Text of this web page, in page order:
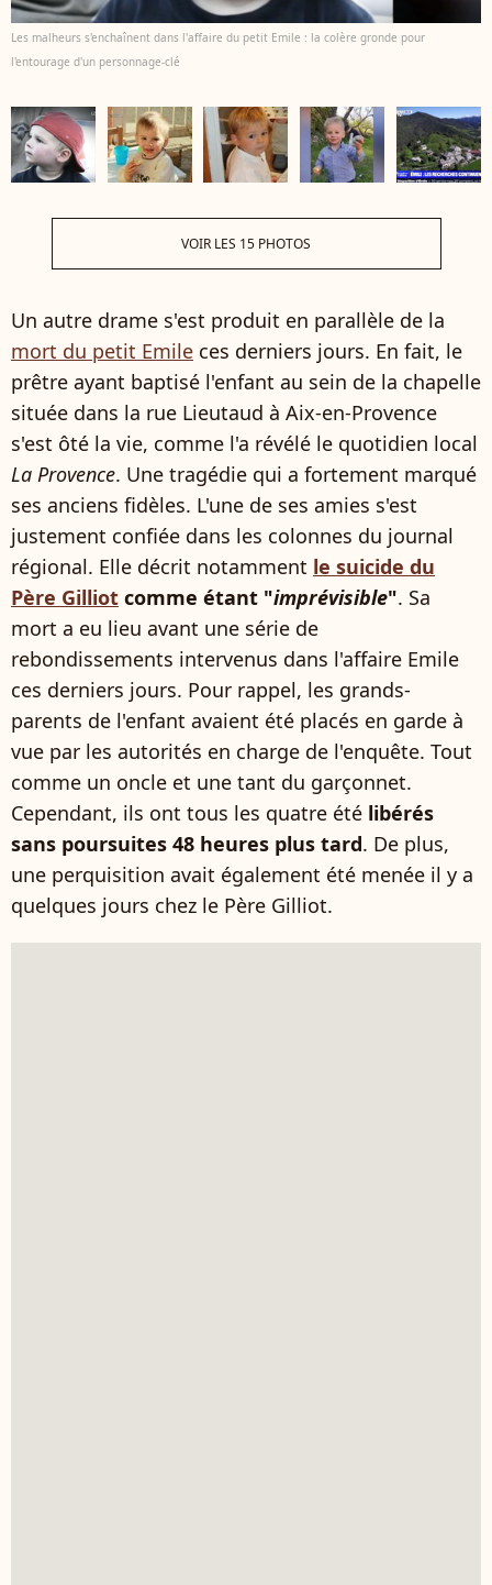
Les malheurs s'enchaînent dans l'affaire du petit Emile : la colère gronde pour
l'entourage d'un personnage-clé
VOIR LES 15 PHOTOS
Un autre drame s'est produit en parallèle de la
mort du petit Emile ces derniers jours. En fait, le
prêtre ayant baptisé l'enfant au sein de la chapelle
située dans la rue Lieutaud à Aix-en-Provence
s'est ôté la vie, comme l'a révélé le quotidien local
La Provence. Une tragédie qui a fortement marqué
ses anciens fidèles. L'une de ses amies s'est
justement confiée dans les colonnes du journal
régional. Elle décrit notamment le suicide du
Père Gilliot comme étant "imprévisible". Sa
mort a eu lieu avant une série de
rebondissements intervenus dans l'affaire Emile
ces derniers jours. Pour rappel, les grands-
parents de l'enfant avaient été placés en garde à
vue par les autorités en charge de l'enquête. Tout
comme un oncle et une tant du garçonnet.
Cependant, ils ont tous les quatre été libérés
sans poursuites 48 heures plus tard. De plus,
une perquisition avait également été menée il y a
quelques jours chez le Père Gilliot.